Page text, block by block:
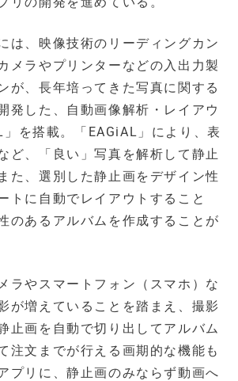
は、映像技術のリーディングカン
メラやプリンターなどの入出力製
が、長年培ってきた写真に関する
発した、自動画像解析・レイアウ
」を搭載。「EAGiAL」により、表
ど、「良い」写真を解析して静止
た、選別した静止画をデザイン性
トに自動でレイアウトすること
のあるアルバムを作成することが
ラやスマートフォン（スマホ）な
が増えていることを踏まえ、撮影
止画を自動で切り出してアルバム
注文までが行える画期的な機能も
プリに、静止画のみならず動画へ